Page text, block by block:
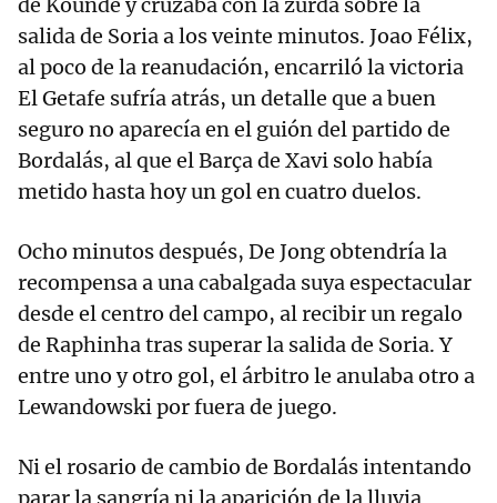
de Kounde y cruzaba con la zurda sobre la
salida de Soria a los veinte minutos. Joao Félix,
al poco de la reanudación, encarriló la victoria
El Getafe sufría atrás, un detalle que a buen
seguro no aparecía en el guión del partido de
Bordalás, al que el Barça de Xavi solo había
metido hasta hoy un gol en cuatro duelos.
Ocho minutos después, De Jong obtendría la
recompensa a una cabalgada suya espectacular
desde el centro del campo, al recibir un regalo
de Raphinha tras superar la salida de Soria. Y
entre uno y otro gol, el árbitro le anulaba otro a
Lewandowski por fuera de juego.
Ni el rosario de cambio de Bordalás intentando